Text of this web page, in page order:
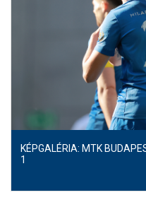
KÉPGALÉRIA: MTK
1